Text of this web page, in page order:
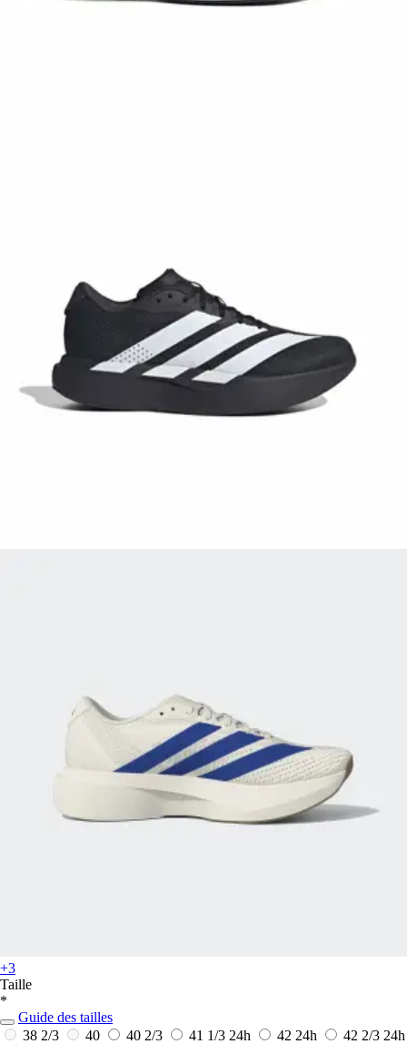
+3
Taille
*
Guide des tailles
38 2/3
40 40 2/3 41 1/3 24h 42 24h 42 2/3 24h